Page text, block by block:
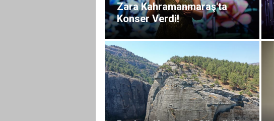
Zara Kahramanmaraş'ta
Konser Verdi!